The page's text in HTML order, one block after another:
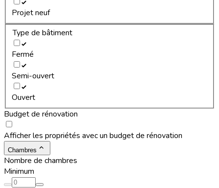
Projet neuf
Type de bâtiment
Fermé
Semi-ouvert
Ouvert
Budget de rénovation
Afficher les propriétés avec un budget de rénovation
Chambres
Nombre de chambres
Minimum